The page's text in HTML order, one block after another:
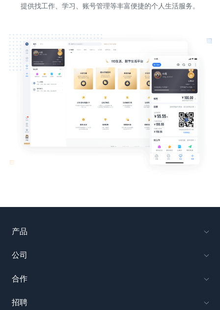
提供找工作、学习、账号管理等丰富便捷的个人生活服务。
产品
公司
合作
招聘